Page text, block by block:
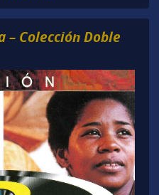
– Colección Doble